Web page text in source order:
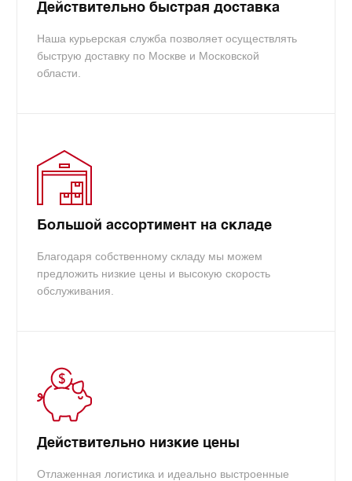
Действительно быстрая доставка
Наша курьерская служба позволяет осуществлять
быструю доставку по Москве и Московской
области.
Большой ассортимент на складе
Благодаря собственному складу мы можем
предложить низкие цены и высокую скорость
обслуживания.
Действительно низкие цены
Отлаженная логистика и идеально выстроенные